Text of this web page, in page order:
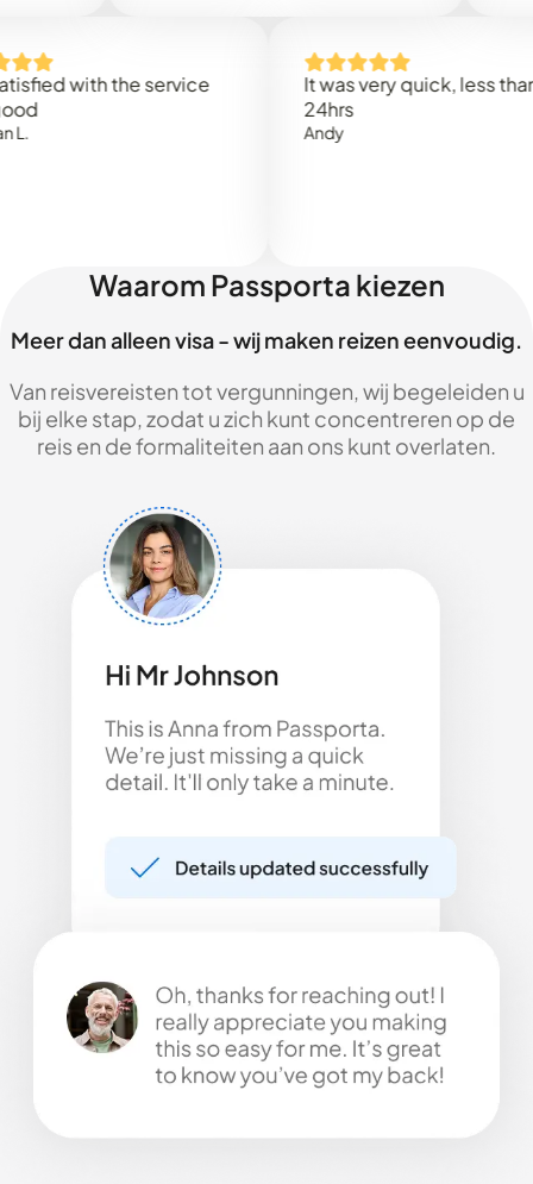
with the service
It was very quick, less than
Waarom Passporta kiezen
Meer dan alleen visa - wij maken reizen eenvoudig.
Van reisvereisten tot vergunningen, wij begeleiden u
bij elke stap, zodat u zich kunt concentreren op de
reis en de formaliteiten aan ons kunt overlaten.